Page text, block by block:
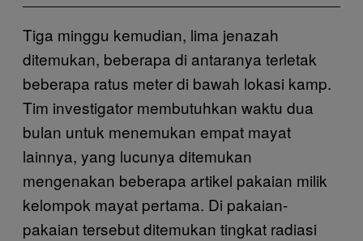
Tiga minggu kemudian, lima jenazah
ditemukan, beberapa di antaranya terletak
beberapa ratus meter di bawah lokasi kamp.
Tim investigator membutuhkan waktu dua
bulan untuk menemukan empat mayat
lainnya, yang lucunya ditemukan
mengenakan beberapa artikel pakaian milik
kelompok mayat pertama. Di pakaian-
pakaian tersebut ditemukan tingkat radiasi